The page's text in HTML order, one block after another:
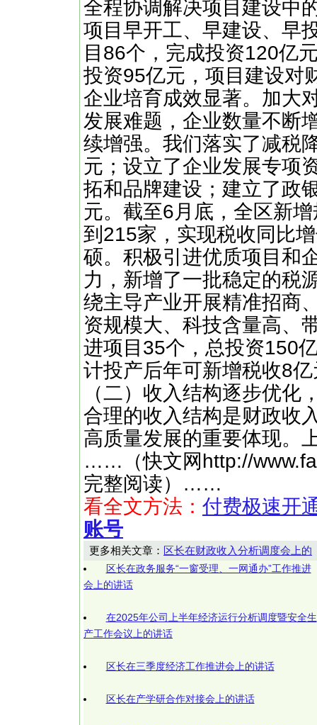
全程协调解决项目建设中
项目早开工、早建设、早
目86个，完成投资120亿
投资95亿元，项目建设对
企业培育成效显著。加大
发展难题，企业数量不断
续增强。我们落实了减税
元；设立了企业发展专项
拓和品牌建设；建立了政
元。截至6月底，全区新
到215家，实现税收同比
硕。积极引进优质项目和
力，新增了一批稳定的税
绕主导产业开展精准招商
资规模大、科技含量高、
进项目35个，总投资150
计投产后年可新增税收8
（二）收入结构逐步优化
合理的收入结构是财政收
高质量发展的重要体现
……（快文网http://
完整阅读）……
看全文方法： 付费极速开
账号
更多相关文章： 区长在财政收入分析调度会上的
区长在政务服务“一窗受理、一网通办”工作推进
会上的讲话
在2025年公司上半年经济运行分析调度暨安全生
产工作会议上的讲话
区长在三季度经济工作推进会上的讲话
区长在产学研合作对接会上的讲话